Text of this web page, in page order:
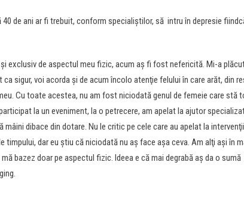
40 de ani ar fi trebuit, conform specialiştilor, să intru în depresie
exclusiv de aspectul meu fizic, acum aş fi fost nefericită. Mi-a
sigur, voi acorda şi de acum încolo atenţie felului în care arăt, din
Cu toate acestea, nu am fost niciodată genul de femeie care stă
la un eveniment, la o petrecere, am apelat la ajutor
dibace din dotare. Nu le critic pe cele care au apelat la intervenţii
timpului, dar eu ştiu că niciodată nu aş face aşa ceva. Am alţi aşi în
bazez doar pe aspectul fizic. Ideea e că mai degrabă aş da o sumă